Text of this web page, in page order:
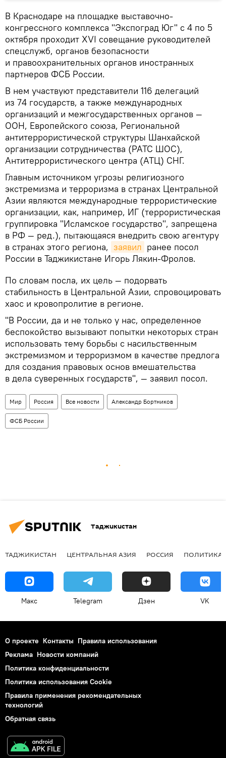
В Краснодаре на площадке выставочно-
конгрессного комплекса "Экспоград Юг" с 4 по 5
октября проходит XVI совещание руководителей
спецслужб, органов безопасности
и правоохранительных органов иностранных
партнеров ФСБ России.
В нем участвуют представители 116 делегаций
из 74 государств, а также международных
организаций и межгосударственных органов —
ООН, Европейского союза, Региональной
антитеррористической структуры Шанхайской
организации сотрудничества (РАТС ШОС),
Антитеррористического центра (АТЦ) СНГ.
Главным источником угрозы религиозного
экстремизма и терроризма в странах Центральной
Азии являются международные террористические
организации, как, например, ИГ (террористическая
группировка "Исламское государство", запрещена
в РФ — ред.), пытающаяся внедрить свою агентуру
в странах этого региона, заявил ранее посол
России в Таджикистане Игорь Лякин-Фролов.
По словам посла, их цель — подорвать
стабильность в Центральной Азии, спровоцировать
хаос и кровопролитие в регионе.
"В России, да и не только у нас, определенное
беспокойство вызывают попытки некоторых стран
использовать тему борьбы с насильственным
экстремизмом и терроризмом в качестве предлога
для создания правовых основ вмешательства
в дела суверенных государств", — заявил посол.
Мир Россия Все новости Александр Бортников
ФСБ России
Таджикистан
ТАДЖИКИСТАН ЦЕНТРАЛЬНАЯ АЗИЯ РОССИЯ ПОЛИТИКА
Макс Telegram Дзен VK
О проекте Контакты Правила использования
Реклама Новости компаний
Политика конфиденциальности
Политика использования Cookie
Правила применения рекомендательных
технологий
Обратная связь